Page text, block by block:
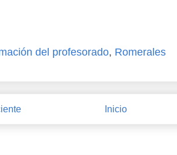
del profesorado, Romerales
Inicio